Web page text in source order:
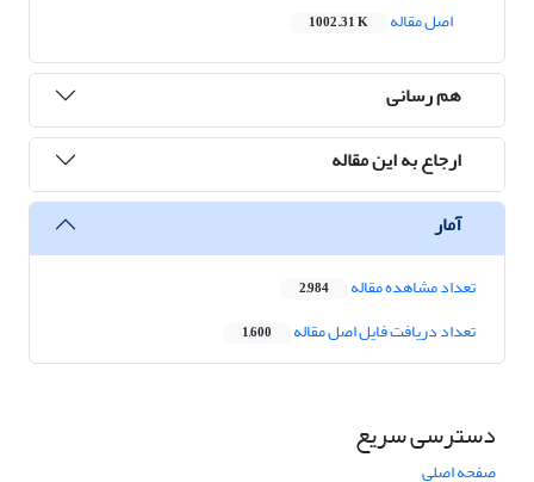
اصل مقاله
1002.31 K
هم رسانی
ارجاع به این مقاله
آمار
تعداد مشاهده مقاله 2,984
تعداد دریافت فایل اصل مقاله 1,600
دسترسی سریع
صفحه اصلی